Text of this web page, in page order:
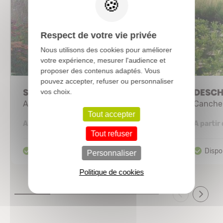
STIPA gigantea
Avoine géante
A partir de 3,94 € A partir
Respect de votre vie privée
Nous utilisons des cookies pour améliorer
votre expérience, mesurer l'audience et
proposer des contenus adaptés. Vous
pouvez accepter, refuser ou personnaliser
vos choix.
Tout accepter
Tout refuser
Personnaliser
Politique de cookies